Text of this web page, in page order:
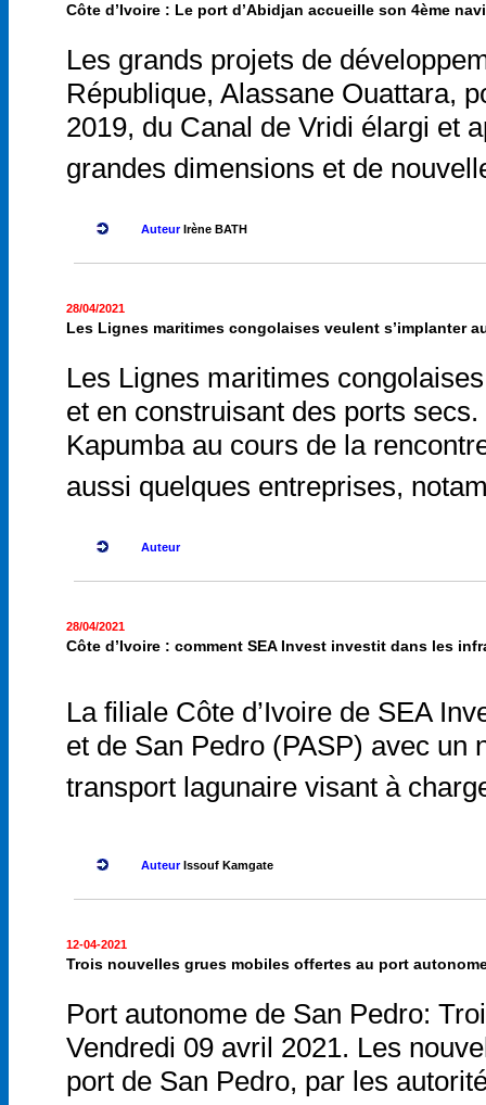
Côte d’Ivoire : Le port d’Abidjan accueille son 4ème
Les grands projets de
République, Alassane Ouattara,
2019, du Canal de Vridi élargi et
grandes dimensions et de
AuteurIrène BATH
28/04/2021
Les Lignes maritimes congolaises veulent s’implanter
Les Lignes maritimes
et en construisant des ports
Kapumba au cours de la
aussi quelques entreprises,
Auteur
28/04/2021
Côte d’Ivoire : comment SEA Invest investit dans les
La filiale Côte d’Ivoire de SEA
et de San Pedro (PASP) avec
transport lagunaire visant à
AuteurIssouf Kamgate
12-04-2021
Trois nouvelles grues mobiles offertes au port
Port autonome de San Pedro:
Vendredi 09 avril 2021. Les
port de San Pedro, par les